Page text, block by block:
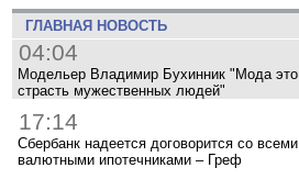
ГЛАВНАЯ НОВОСТЬ
04:04
Модельер Владимир Бухинник "Мода это
страсть мужественных людей"
17:14
Сбербанк надеется договорится со всеми
валютными ипотечниками – Греф